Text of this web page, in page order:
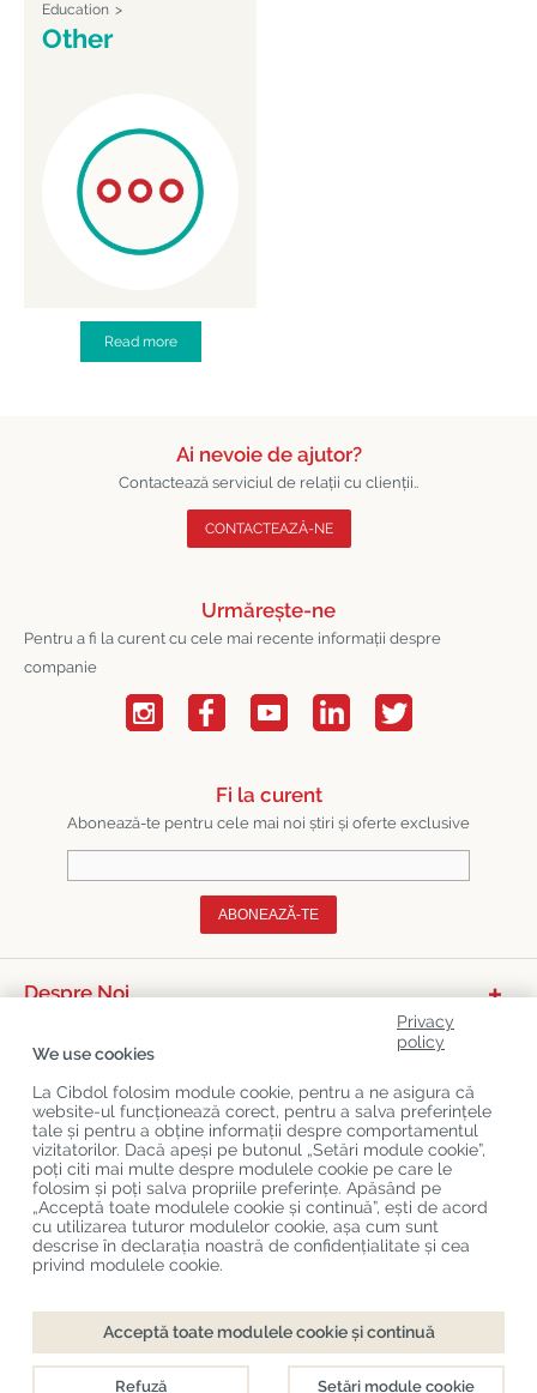
Education
Other
Read more
Ai nevoie de ajutor?
Contactează serviciul de relații cu clienții..
CONTACTEAZĂ-NE
Urmărește-ne
Pentru a fi la curent cu cele mai recente informații despre
companie
Fi la curent
Abonează-te pentru cele mai noi știri și oferte exclusive
ABONEAZĂ-TE
Despre Noi
Ultimele Postări Pe Blog
Privacy
policy
We use cookies
La Cibdol folosim module cookie, pentru a ne asigura că
website-ul funcționează corect, pentru a salva preferințele
tale și pentru a obține informații despre comportamentul
vizitatorilor. Dacă apeși pe butonul „Setări module cookie”,
poți citi mai multe despre modulele cookie pe care le
folosim și poți salva propriile preferințe. Apăsând pe
„Acceptă toate modulele cookie și continuă”, ești de acord
cu utilizarea tuturor modulelor cookie, așa cum sunt
descrise în declarația noastră de confidențialitate și cea
privind modulele cookie.
Acceptă toate modulele cookie și continuă
Refuză Setări module cookie
Copyright©CibdolLast updated 07-08-2026
Cibdol bv, Handelsweg 1a, 5492NL Sint-Oedenrode, the Netherlands
KvK: 76495035 VAT: NL860644923B01